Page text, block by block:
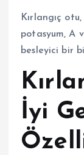
Kırlangıç
potasyum, A
besleyici bir
İyi